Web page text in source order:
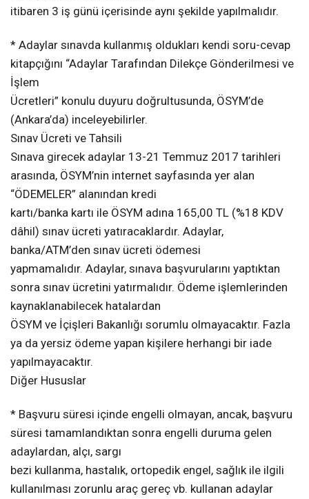
itibaren 3 iş günü içerisinde aynı şekilde yapılmalıdır.
* Adaylar sınavda kullanmış oldukları kendi soru-cevap
kitapçığını “Adaylar Tarafından Dilekçe Gönderilmesi ve
İşlem
Ücretleri” konulu duyuru doğrultusunda, ÖSYM’de
(Ankara’da) inceleyebilirler.
Sınav Ücreti ve Tahsili
Sınava girecek adaylar 13-21 Temmuz 2017 tarihleri
arasında, ÖSYM’nin internet sayfasında yer alan
“ÖDEMELER” alanından kredi
kartı/banka kartı ile ÖSYM adına 165,00 TL (%18 KDV
dâhil) sınav ücreti yatıracaklardır. Adaylar,
banka/ATM’den sınav ücreti ödemesi
yapmamalıdır. Adaylar, sınava başvurularını yaptıktan
sonra sınav ücretini yatırmalıdır. Ödeme işlemlerinden
kaynaklanabilecek hatalardan
ÖSYM ve İçişleri Bakanlığı sorumlu olmayacaktır. Fazla
ya da yersiz ödeme yapan kişilere herhangi bir iade
yapılmayacaktır.
Diğer Hususlar
* Başvuru süresi içinde engelli olmayan, ancak, başvuru
süresi tamamlandıktan sonra engelli duruma gelen
adaylardan, alçı, sargı
bezi kullanma, hastalık, ortopedik engel, sağlık ile ilgili
kullanılması zorunlu araç gereç vb. kullanan adaylar